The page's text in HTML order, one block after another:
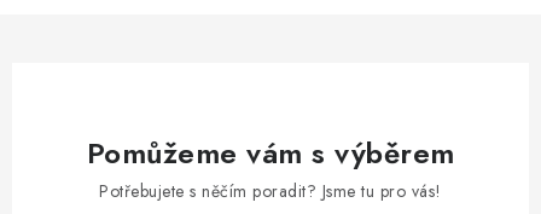
Pomůžeme vám s výběrem
Potřebujete s něčím poradit? Jsme tu pro vás!